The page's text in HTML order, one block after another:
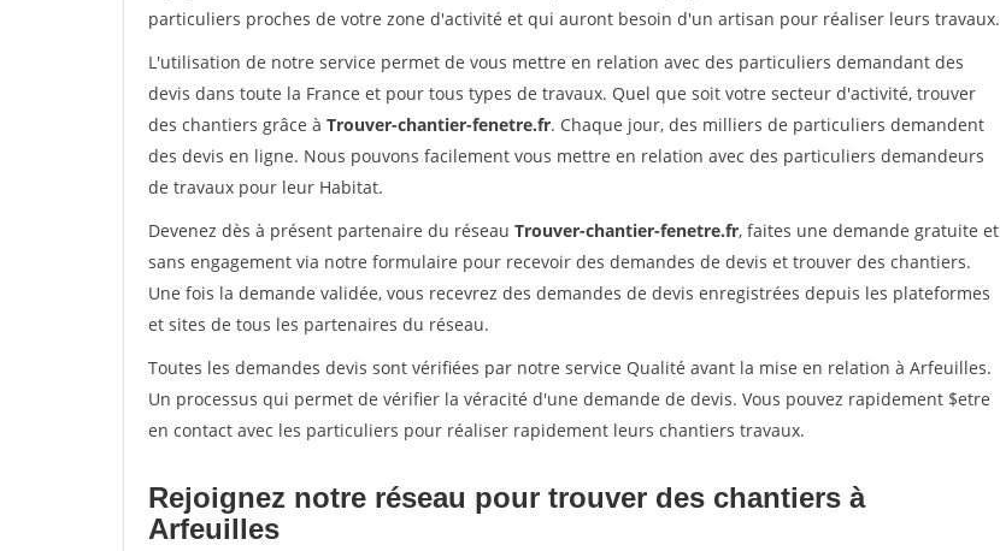
particuliers proches de votre zone d'activité et qui auront besoin d'un artisan pour réaliser leurs travaux.
L'utilisation de notre service permet de vous mettre en relation avec des particuliers demandant des
devis dans toute la France et pour tous types de travaux. Quel que soit votre secteur d'activité, trouver
des chantiers grâce à Trouver-chantier-fenetre.fr. Chaque jour, des milliers de particuliers demandent
des devis en ligne. Nous pouvons facilement vous mettre en relation avec des particuliers demandeurs
de travaux pour leur Habitat.
Devenez dès à présent partenaire du réseau Trouver-chantier-fenetre.fr, faites une demande gratuite et
sans engagement via notre formulaire pour recevoir des demandes de devis et trouver des chantiers.
Une fois la demande validée, vous recevrez des demandes de devis enregistrées depuis les plateformes
et sites de tous les partenaires du réseau.
Toutes les demandes devis sont vérifiées par notre service Qualité avant la mise en relation à Arfeuilles.
Un processus qui permet de vérifier la véracité d'une demande de devis. Vous pouvez rapidement $etre
en contact avec les particuliers pour réaliser rapidement leurs chantiers travaux.
Rejoignez notre réseau pour trouver des chantiers à
Arfeuilles